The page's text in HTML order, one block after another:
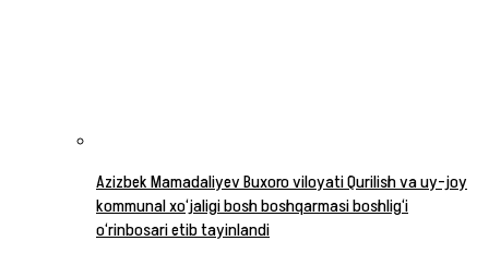
Azizbek Mamadaliyev Buxoro viloyati Qurilish va uy-joy
kommunal xo‘jaligi bosh boshqarmasi boshlig‘i
o‘rinbosari etib tayinlandi